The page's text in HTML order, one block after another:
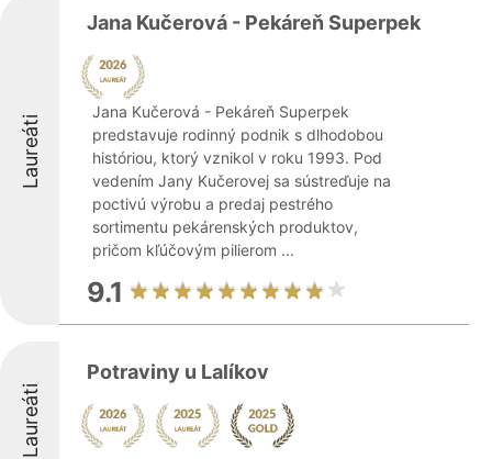
Laureáti
Jana Kučerová - Pekáreň Superpek
Jana Kučerová - Pekáreň Superpek
predstavuje rodinný podnik s dlhodobou
históriou, ktorý vznikol v roku 1993. Pod
vedením Jany Kučerovej sa sústreďuje na
poctivú výrobu a predaj pestrého
sortimentu pekárenských produktov,
pričom kľúčovým pilierom ...
9.1
Laureáti
Potraviny u Lalíkov